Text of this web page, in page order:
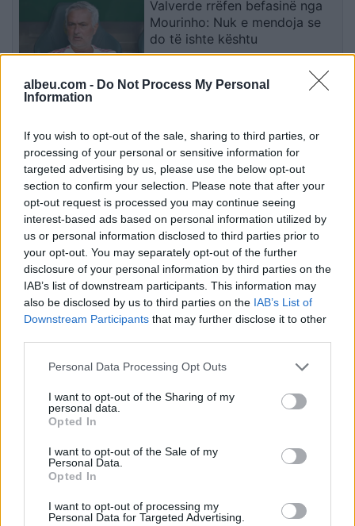
albeu.com - Do Not Process My Personal
Information
If you wish to opt-out of the sale, sharing to third parties, or
processing of your personal or sensitive information for
targeted advertising by us, please use the below opt-out
section to confirm your selection. Please note that after your
opt-out request is processed you may continue seeing
interest-based ads based on personal information utilized by
us or personal information disclosed to third parties prior to
your opt-out. You may separately opt-out of the further
disclosure of your personal information by third parties on the
IAB’s list of downstream participants. This information may
also be disclosed by us to third parties on the IAB’s List of
Downstream Participants that may further disclose it to other
Personal Data Processing Opt Outs
I want to opt-out of the Sharing of my
personal data.
Opted In
I want to opt-out of the Sale of my
Personal Data.
Opted In
I want to opt-out of processing my
Personal Data for Targeted Advertising.
Valverde rrëfen befasinë nga
Mourinho: Nuk e mendoja se
do të ishte kështu
dhe flakët u përhapën drejt
malit
Esim for Global
Esim for USA|Esim for Italy| Esim for Spain|Esim